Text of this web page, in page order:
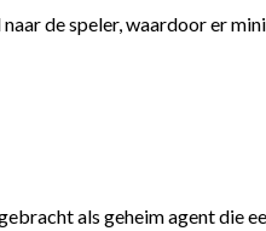
de speler, waardoor er
als geheim agent die